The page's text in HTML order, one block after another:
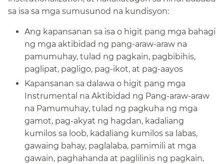
sa isa sa mga sumusunod na kundisyon:​​
Ang kapansanan sa isa o higit pang mga bahagi
ng mga aktibidad ng pang-araw-araw na
pamumuhay, tulad ng pagkain, pagbibihis,
paglipat, pagligo, pag-ikot, at pag-aayos​​
Kapansanan sa dalawa o higit pang mga
Instrumental na Aktibidad ng Pang-araw-araw
na Pamumuhay, tulad ng pagkuha ng mga
gamot, pag-akyat ng hagdan, kadaliang
kumilos sa loob, kadaliang kumilos sa labas,
gawaing bahay, paglalaba, pamimili at mga
gawain, paghahanda at paglilinis ng pagkain,